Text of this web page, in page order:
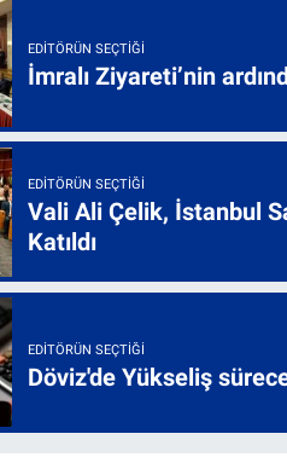
EDITÖRÜN SEÇTIĞI
İmralı Ziyareti’nin
EDITÖRÜN SEÇTIĞI
Vali Ali Çelik, İstanbul
Katıldı
EDITÖRÜN SEÇTIĞI
Döviz'de Yükseliş